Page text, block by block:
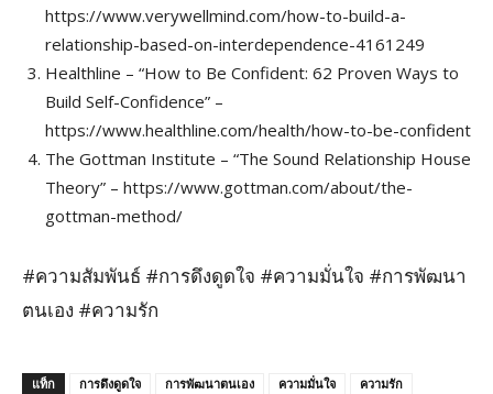
https://www.verywellmind.com/how-to-build-a-
relationship-based-on-interdependence-4161249
Healthline – “How to Be Confident: 62 Proven Ways to
Build Self-Confidence” –
https://www.healthline.com/health/how-to-be-confident
The Gottman Institute – “The Sound Relationship House
Theory” – https://www.gottman.com/about/the-
gottman-method/
#ความสัมพันธ์ #การดึงดูดใจ #ความมั่นใจ #การพัฒนา
ตนเอง #ความรัก
แท็ก การดึงดูดใจ การพัฒนาตนเอง ความมั่นใจ
ความรัก